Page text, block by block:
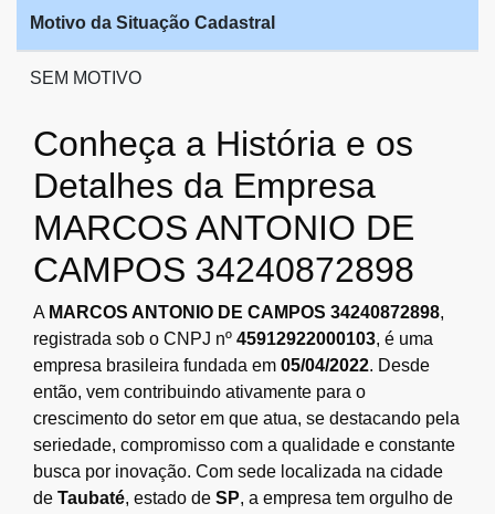
Motivo da Situação Cadastral
SEM MOTIVO
Conheça a História e os
Detalhes da Empresa
MARCOS ANTONIO DE
CAMPOS 34240872898
A MARCOS ANTONIO DE CAMPOS 34240872898,
registrada sob o CNPJ nº 45912922000103, é uma
empresa brasileira fundada em 05/04/2022. Desde
então, vem contribuindo ativamente para o
crescimento do setor em que atua, se destacando pela
seriedade, compromisso com a qualidade e constante
busca por inovação. Com sede localizada na cidade
de Taubaté, estado de SP, a empresa tem orgulho de